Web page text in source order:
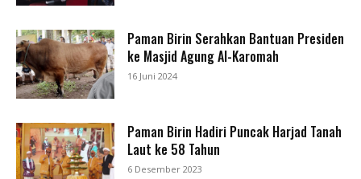
Paman Birin Serahkan Bantuan Presiden
ke Masjid Agung Al-Karomah
16 Juni 2024
Paman Birin Hadiri Puncak Harjad Tanah
Laut ke 58 Tahun
6 Desember 2023